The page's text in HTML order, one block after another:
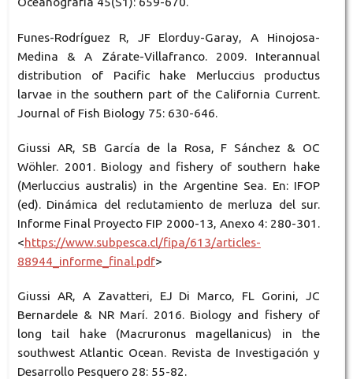
Funes-Rodríguez R, JF Elorduy-Garay, A Hinojosa-
Medina & A Zárate-Villafranco. 2009. Interannual
distribution of Pacific hake Merluccius productus
larvae in the southern part of the California Current.
Journal of Fish Biology 75: 630-646.
Giussi AR, SB García de la Rosa, F Sánchez & OC
Wöhler. 2001. Biology and fishery of southern hake
(Merluccius australis) in the Argentine Sea. En: IFOP
(ed). Dinámica del reclutamiento de merluza del sur.
Informe Final Proyecto FIP 2000-13, Anexo 4: 280-301.
<https://www.subpesca.cl/fipa/613/articles-
88944_informe_final.pdf>
Giussi AR, A Zavatteri, EJ Di Marco, FL Gorini, JC
Bernardele & NR Marí. 2016. Biology and fishery of
long tail hake (Macruronus magellanicus) in the
southwest Atlantic Ocean. Revista de Investigación y
Desarrollo Pesquero 28: 55-82.